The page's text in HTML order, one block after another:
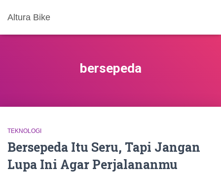
Altura Bike
bersepeda
TEKNOLOGI
Bersepeda Itu Seru, Tapi Jangan
Lupa Ini Agar Perjalananmu